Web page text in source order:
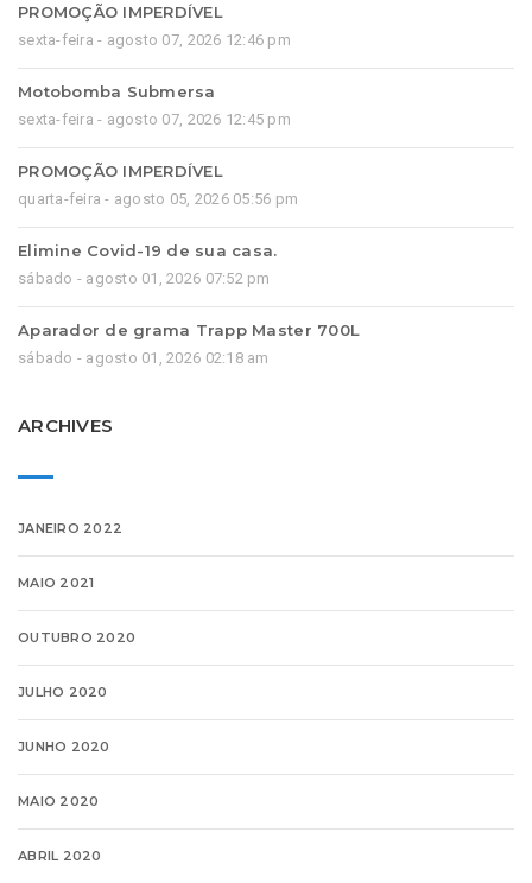
PROMOÇÃO IMPERDÍVEL
sexta-feira - agosto 07, 2026 12:46 pm
Motobomba Submersa
sexta-feira - agosto 07, 2026 12:45 pm
PROMOÇÃO IMPERDÍVEL
quarta-feira - agosto 05, 2026 05:56 pm
Elimine Covid-19 de sua casa.
sábado - agosto 01, 2026 07:52 pm
Aparador de grama Trapp Master 700L
sábado - agosto 01, 2026 02:18 am
ARCHIVES
JANEIRO 2022
MAIO 2021
OUTUBRO 2020
JULHO 2020
JUNHO 2020
MAIO 2020
ABRIL 2020